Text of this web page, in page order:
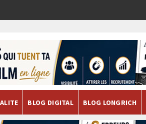
BLOG DIGITAL BLOG LONGRICH